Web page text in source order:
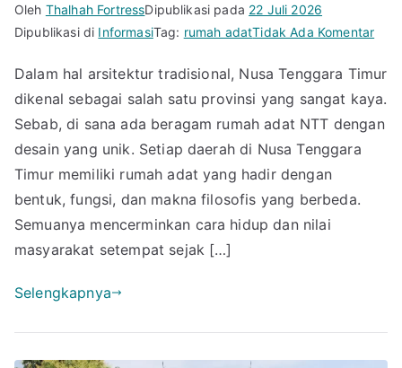
Oleh Thalhah FortressDipublikasi pada 22 Juli 2026
Dipublikasi di InformasiTag: rumah adatTidak Ada Komentar
Adat
NTT
Dalam hal arsitektur tradisional, Nusa Tenggara Timur
dikenal sebagai salah satu provinsi yang sangat kaya.
Sebab, di sana ada beragam rumah adat NTT dengan
desain yang unik. Setiap daerah di Nusa Tenggara
Timur memiliki rumah adat yang hadir dengan
bentuk, fungsi, dan makna filosofis yang berbeda.
Semuanya mencerminkan cara hidup dan nilai
masyarakat setempat sejak […]
Selengkapnya